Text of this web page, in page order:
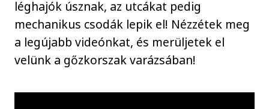
léghajók úsznak, az utcákat pedig
mechanikus csodák lepik el! Nézzétek meg
a legújabb videónkat, és merüljetek el
velünk a gőzkorszak varázsában!